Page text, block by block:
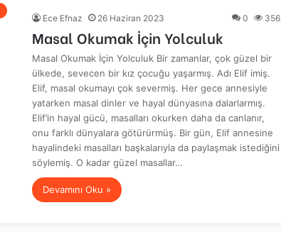
Ece Efnaz 26 Haziran 2023 0 356
Masal Okumak İçin Yolculuk
Masal Okumak İçin Yolculuk Bir zamanlar, çok güzel bir
ülkede, sevecen bir kız çocuğu yaşarmış. Adı Elif imiş.
Elif, masal okumayı çok severmiş. Her gece annesiyle
yatarken masal dinler ve hayal dünyasına dalarlarmış.
Elif’in hayal gücü, masalları okurken daha da canlanır,
onu farklı dünyalara götürürmüş. Bir gün, Elif annesine
hayalindeki masalları başkalarıyla da paylaşmak istediğini
söylemiş. O kadar güzel masallar…
Devamını Oku »